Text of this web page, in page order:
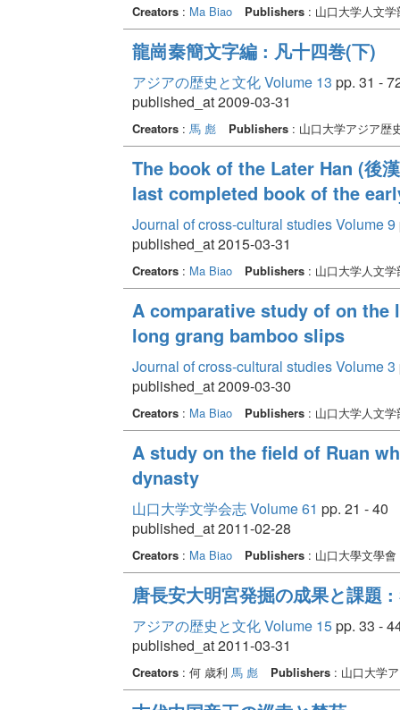
Creators: Ma Biao Publishers: 山口大学人文学
龍崗秦簡文字編 : 凡十四巻(下)
アジアの歴史と文化 Volume 13 pp. 31 -
published_at 2009-03-31
Creators: 馬 彪 Publishers: 山口大学アジア歴
The book of the Later Han (後
last completed book of the
Journal of cross-cultural studies Volume 9
published_at 2015-03-31
Creators: Ma Biao Publishers: 山口大学人文学
A comparative study of on
long grang bamboo slips
Journal of cross-cultural studies Volume 3
published_at 2009-03-30
Creators: Ma Biao Publishers: 山口大学人文学
A study on the field of Ruan
dynasty
山口大学文学会志 Volume 61 pp. 21 - 40
published_at 2011-02-28
Creators: Ma Biao Publishers: 山口大學文學會
唐長安大明宮発掘の成果と課題
アジアの歴史と文化 Volume 15pp. 33 -
published_at 2011-03-31
Creators: 何 歳利 馬 彪 Publishers: 山口大学